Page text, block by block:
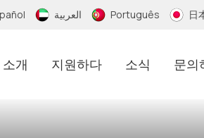
العربية Português 日
개 지원하다 소식 문의